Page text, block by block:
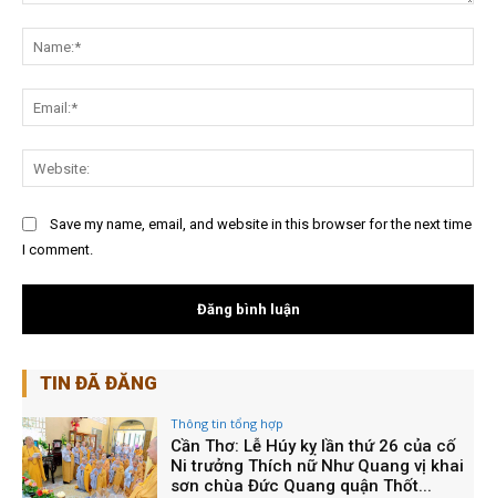
dung:
Save my name, email, and website in this browser for the next time
I comment.
TIN ĐÃ ĐĂNG
Thông tin tổng hợp
Cần Thơ: Lễ Húy kỵ lần thứ 26 của cố
Ni trưởng Thích nữ Như Quang vị khai
sơn chùa Đức Quang quận Thốt...